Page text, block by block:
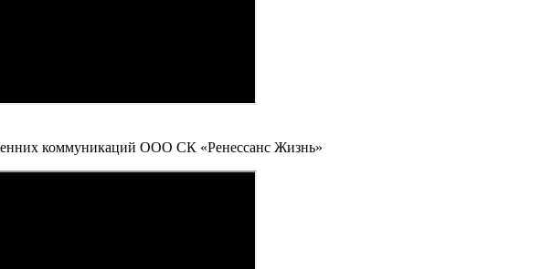
коммуникаций ООО СК «Ренессанс Жизнь»